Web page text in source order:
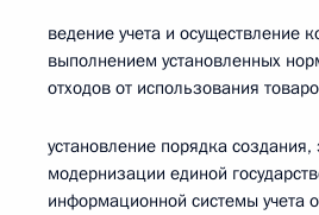
ведение учета и осуществление
выполнением установленных
отходов от использования
установление порядка создания,
модернизации единой
информационной системы учета